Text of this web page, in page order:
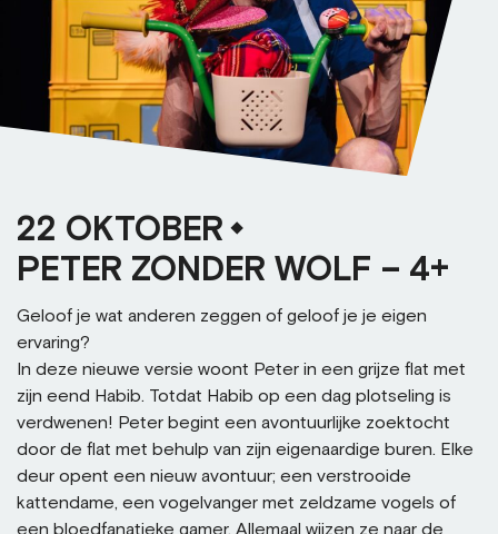
22 OKTOBER
PETER ZONDER WOLF – 4+
Geloof je wat anderen zeggen of geloof je je eigen
ervaring?
In deze nieuwe versie woont Peter in een grijze flat met
zijn eend Habib. Totdat Habib op een dag plotseling is
verdwenen! Peter begint een avontuurlijke zoektocht
door de flat met behulp van zijn eigenaardige buren. Elke
deur opent een nieuw avontuur; een verstrooide
kattendame, een vogelvanger met zeldzame vogels of
een bloedfanatieke gamer. Allemaal wijzen ze naar de